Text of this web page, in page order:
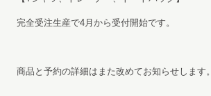
完全受注生産で4月から受付開始です。
商品と予約の詳細はまた改めてお知らせします。